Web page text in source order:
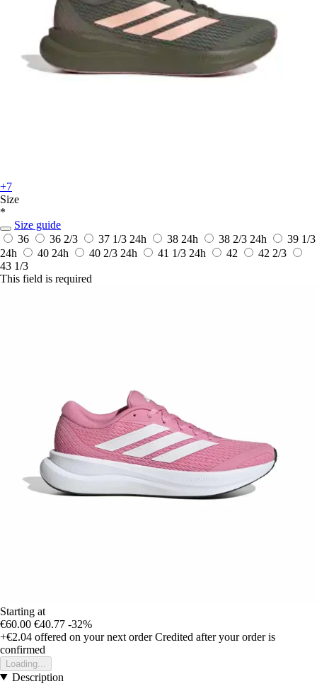
+7
Size
*
Size guide
36
36 2/3 37 1/3 24h 38 24h 38 2/3 24h
39 1/3
24h
40 24h 40 2/3 24h 41 1/3 24h 42
42 2/3
43 1/3
This field is required
Starting at
€60.00 €40.77 -32%
+€2.04 offered on your next order Credited after your order is
confirmed
Loading...
Description